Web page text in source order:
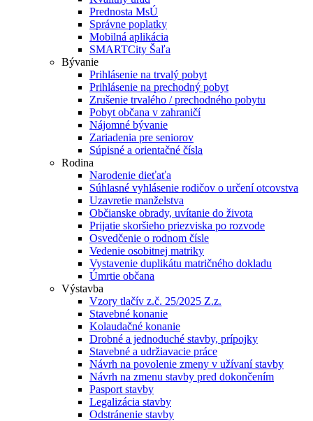
Prednosta MsÚ
Správne poplatky
Mobilná aplikácia
SMARTCity Šaľa
Bývanie
Prihlásenie na trvalý pobyt
Prihlásenie na prechodný pobyt
Zrušenie trvalého / prechodného pobytu
Pobyt občana v zahraničí
Nájomné bývanie
Zariadenia pre seniorov
Súpisné a orientačné čísla
Rodina
Narodenie dieťaťa
Súhlasné vyhlásenie rodičov o určení otcovstva
Uzavretie manželstva
Občianske obrady, uvítanie do života
Prijatie skoršieho priezviska po rozvode
Osvedčenie o rodnom čísle
Vedenie osobitnej matriky
Vystavenie duplikátu matričného dokladu
Úmrtie občana
Výstavba
Vzory tlačív z.č. 25/2025 Z.z.
Stavebné konanie
Kolaudačné konanie
Drobné a jednoduché stavby, prípojky
Stavebné a udržiavacie práce
Návrh na povolenie zmeny v užívaní stavby
Návrh na zmenu stavby pred dokončením
Pasport stavby
Legalizácia stavby
Odstránenie stavby